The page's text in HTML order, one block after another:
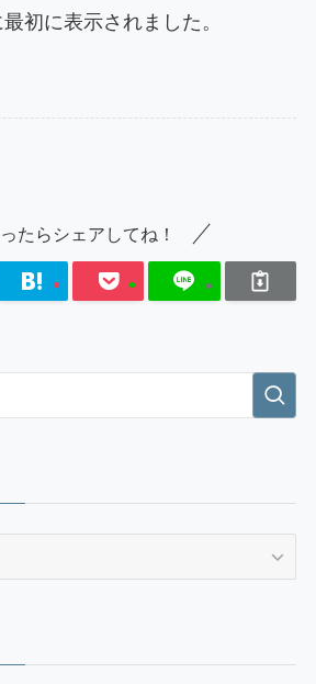
最初に表示されました。
たらシェアしてね！